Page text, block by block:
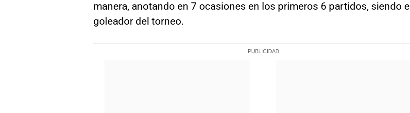
manera, anotando en 7 ocasiones en los primeros 6 partidos, siendo el
goleador del torneo.